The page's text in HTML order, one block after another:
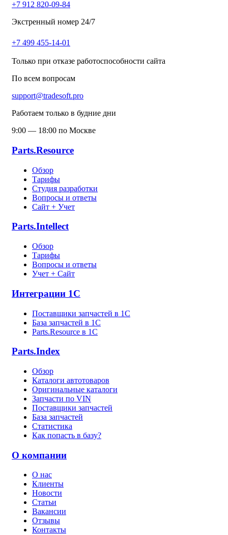
+7 912 820-09-84
Экстренный номер 24/7
+7 499 455-14-01
Только при отказе работоспособности сайта
По всем вопросам
support@tradesoft.pro
Работаем только в будние дни
9:00 — 18:00 по Москве
Parts.Resource
Обзор
Тарифы
Студия разработки
Вопросы и ответы
Сайт + Учет
Parts.Intellect
Обзор
Тарифы
Вопросы и ответы
Учет + Сайт
Интеграции 1С
Поставщики запчастей в 1C
База запчастей в 1С
Parts.Resource в 1C
Parts.Index
Обзор
Каталоги автотоваров
Оригинальные каталоги
Запчасти по VIN
Поставщики запчастей
База запчастей
Статистика
Как попасть в базу?
О компании
О нас
Клиенты
Новости
Статьи
Вакансии
Отзывы
Контакты